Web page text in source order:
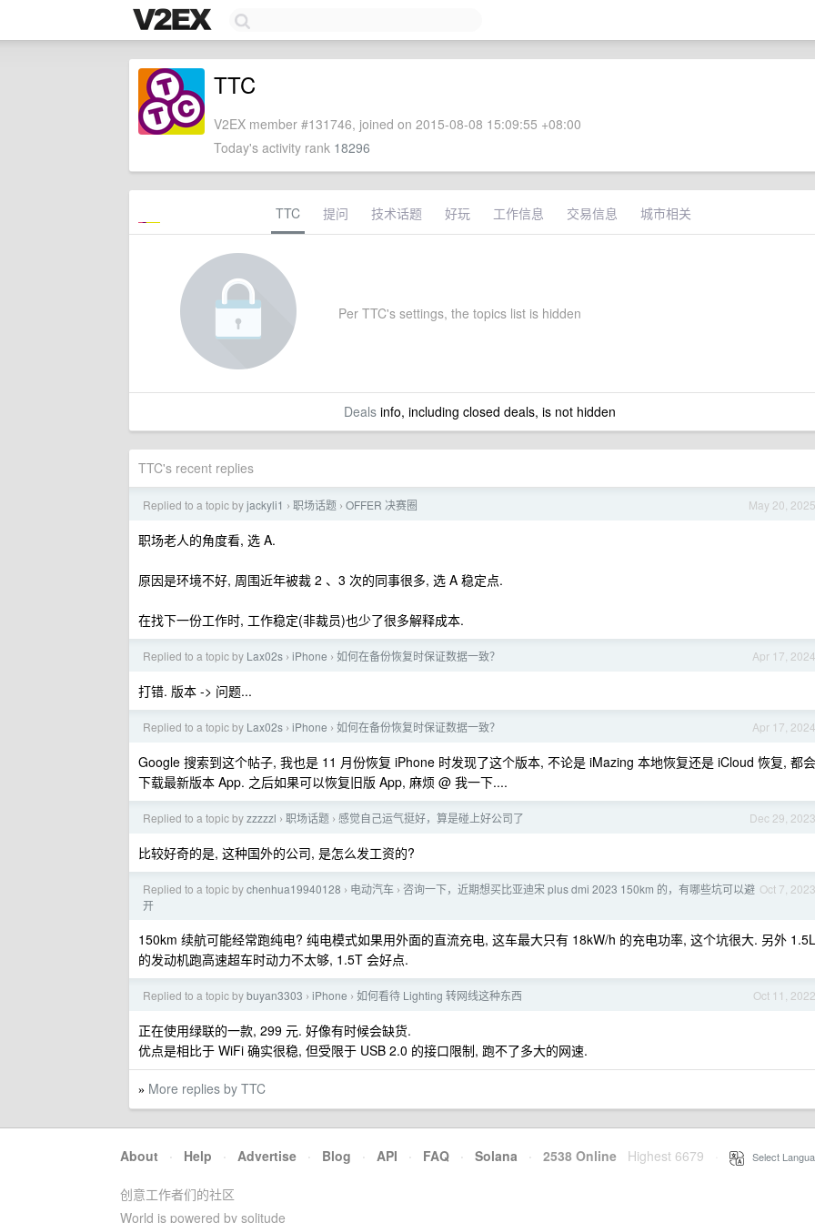
TTC
V2EX member #131746, joined on 2015-08-08 15:09:55 +08:00
Today's activity rank 18296
TTC 提问 技术话题 好玩 工作信息 交易信息 城市相关
Per TTC's settings, the topics list is hidden
Dealsinfo, including closed deals, is not hidden
TTC's recent replies
May 20, 2025
Replied to a topic byjackyli1 › 职场话题 › OFFER 决赛圈
职场老人的角度看, 选 A.
原因是环境不好, 周围近年被裁 2 、3 次的同事很多, 选 A 稳定点.
在找下一份工作时, 工作稳定(非裁员)也少了很多解释成本.
Apr 17, 2024
Replied to a topic by Lax02s › iPhone › 如何在备份恢复时保证数据一致？
打错. 版本 -> 问题...
Apr 17, 2024
Replied to a topic by Lax02s › iPhone › 如何在备份恢复时保证数据一致？
Google 搜索到这个帖子, 我也是 11 月份恢复 iPhone 时发现了这个版本, 不论是 iMazing 本地恢复还是 iCloud 恢复, 都会
下载最新版本 App. 之后如果可以恢复旧版 App, 麻烦 @ 我一下....
Dec 29, 2023
Replied to a topic byzzzzzl › 职场话题 › 感觉自己运气挺好，算是碰上好公司了
比较好奇的是, 这种国外的公司, 是怎么发工资的?
Oct 7, 2023
Replied to a topic bychenhua19940128 › 电动汽车 › 咨询一下，近期想买比亚迪宋 plus dmi 2023 150km 的，有哪些坑可以避
开
150km 续航可能经常跑纯电? 纯电模式如果用外面的直流充电, 这车最大只有 18kW/h 的充电功率, 这个坑很大. 另外 1.5L
的发动机跑高速超车时动力不太够, 1.5T 会好点.
Oct 11, 2022
Replied to a topic bybuyan3303 › iPhone › 如何看待 Lighting 转网线这种东西
正在使用绿联的一款, 299 元. 好像有时候会缺货.
优点是相比于 WiFi 确实很稳, 但受限于 USB 2.0 的接口限制, 跑不了多大的网速.
» More replies by TTC
About · Help · Advertise · Blog · API · FAQ · Solana · 2538 Online Highest 6679 Select
创意工作者们的社区
World is powered by solitude